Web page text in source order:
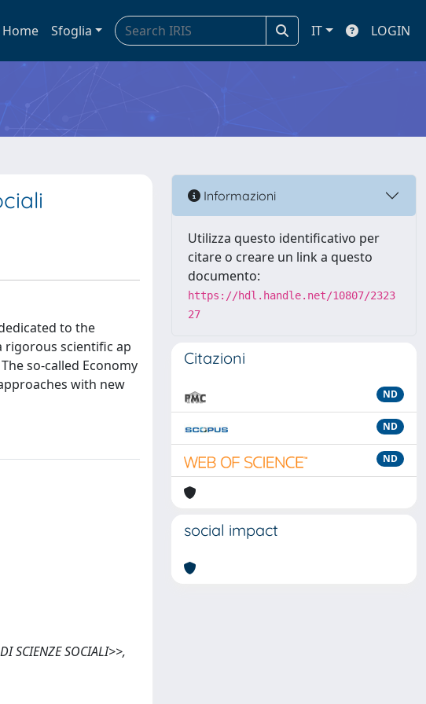
Home Sfoglia IT LOGIN
to the
rigorous scientific ap
so-called Economy
with new
SCIENZE SOCIALI>>,
Informazioni
Utilizza questo identificativo per
citare o creare un link a questo
documento:
https://hdl.handle.net/10807/2323
27
Citazioni
ND
ND
ND
social impact